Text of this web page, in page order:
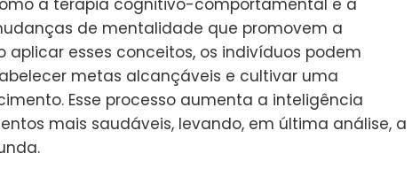
a terapia cognitivo-comportamental e a
de mentalidade que promovem a
aplicar esses conceitos, os indivíduos podem
metas alcançáveis e cultivar uma
Esse processo aumenta a inteligência
mais saudáveis, levando, em última análise, a